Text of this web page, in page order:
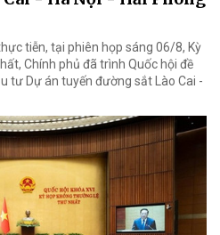
tiễn, tại phiên họp sáng 06/8, Kỳ
Chính phủ đã trình Quốc hội đề
tư Dự án tuyến đường sắt Lào Cai -